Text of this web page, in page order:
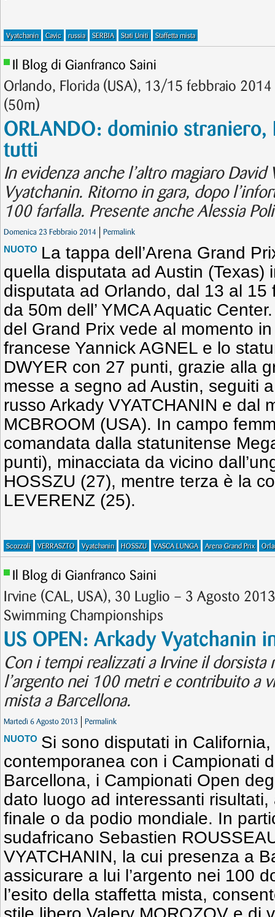
Vyatchanin Cavic russia SERBIA Stati Uniti Staffetta mista
Il Blog di Gianfranco Saini
Orlando, Florida (USA), 13/15 febbraio 2014
(50m)
ORLANDO: dominio straniero,
tutti
In evidenza anche l’altro magiaro
Vyatchanin. Ritorno in gara, dopo
100 farfalla. Presente anche Alessia
Domenica 23 Febbraio 2014 Permalink
NUOTO La tappa dell’Arena Grand
quella disputata ad Austin (Texas)
disputata ad Orlando, dal 13 al 15
da 50m dell’ YMCA Aquatic
del Grand Prix vede al momento
francese Yannick AGNEL e lo
DWYER con 27 punti, grazie alla
messe a segno ad Austin, seguiti
russo Arkady VYATCHANIN e dal
MCBROOM (USA). In campo
comandata dalla statunitense
punti), minacciata da vicino
HOSSZU (27), mentre terza è la
LEVERENZ (25).
Scozzoli VERRASZTO Vyatchanin HOSSZU VASCA LUNGA Arena Grand Prix
Il Blog di Gianfranco Saini
Irvine (CAL, USA), 30 Luglio – 3 Agosto
Swimming Championships
US OPEN: Arkady Vyatchanin
Con i tempi realizzati a Irvine il dorsista
l’argento nei 100 metri e contribuito a
mista a Barcellona.
Martedì 6 Agosto 2013 Permalink
NUOTO Si sono disputati in
contemporanea con i Campionati
Barcellona, i Campionati Open
dato luogo ad interessanti
finale o da podio mondiale. In
sudafricano Sebastien
VYATCHANIN, la cui presenza a
assicurare a lui l’argento nei 100
l’esito della staffetta mista,